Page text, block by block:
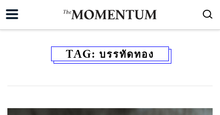
TAG: บรรทัดทอง